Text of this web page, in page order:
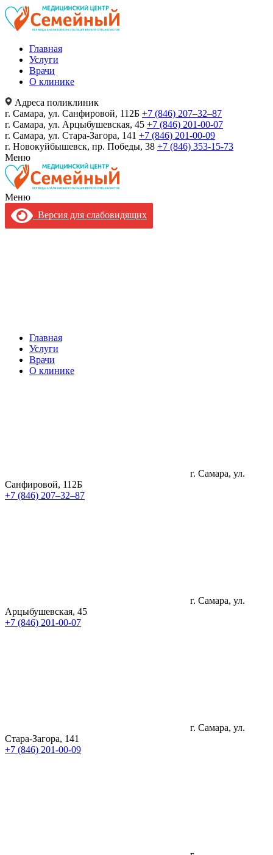
Главная
Услуги
Врачи
О клинике
Адреса поликлиник
г. Самара, ул. Санфировой, 112Б +7 (846) 207‒32‒87
г. Самара, ул. Арцыбушевская, 45 +7 (846) 201-00-07
г. Самара, ул. Стара-Загора, 141 +7 (846) 201-00-09
г. Новокуйбышевск, пр. Победы, 38 +7 (846) 353-15-73
Меню
Меню
Версия для слабовидящих
Главная
Услуги
Врачи
О клинике
г. Самара, ул.
Санфировой, 112Б
+7 (846) 207‒32‒87
г. Самара, ул.
Арцыбушевская, 45
+7 (846) 201-00-07
г. Самара, ул.
Стара-Загора, 141
+7 (846) 201-00-09